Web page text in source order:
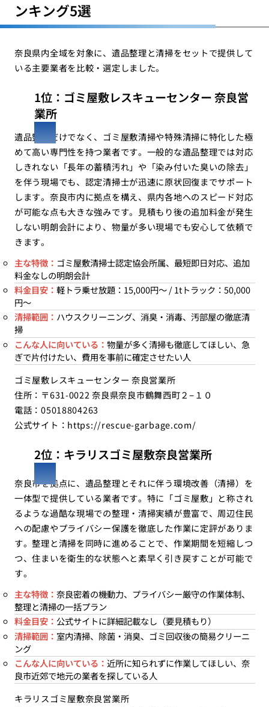
ンキング5選
奈良県内全域を対象に、遺品整理と清掃をセットで提供して
いる主要業者を比較・選定しました。
1位：ゴミ屋敷レスキューセンター 奈良営
業所
遺品整理だけでなく、ゴミ屋敷清掃や特殊清掃に特化した極
めて高い専門性を持つ業者です。一般的な遺品整理では対応
しきれない「長年の蓄積汚れ」や「染み付いた臭いの除去」
を伴う現場でも、認定清掃士が迅速に原状回復までサポート
します。奈良市内に拠点を構え、県内各地へのスピード対応
が可能な点も大きな強みです。見積もり後の追加料金が発生
しない明朗会計により、物量が多い現場でも安心して依頼で
きます。
主な特徴： ゴミ屋敷清掃士認定協会所属、最短即日対応、追加
料金なしの明朗会計
料金目安： 軽トラ乗せ放題：15,000円〜 / 1tトラック：50,000
円〜
清掃範囲： ハウスクリーニング、消臭・消毒、汚部屋の徹底清
掃
こんな人に向いている： 物量が多く清掃も徹底してほしい、急
ぎで片付けたい、費用を事前に確定させたい人
ゴミ屋敷レスキューセンター 奈良営業所
住所：〒631-0022 奈良県奈良市鶴舞西町２−１０
電話：05018804263
公式サイト： https://rescue-garbage.com/
2位：キラリスゴミ屋敷奈良営業所
奈良市を拠点に、遺品整理とそれに伴う環境改善（清掃）を
一体型で提供している業者です。特に「ゴミ屋敷」と称され
るような過酷な現場での整理・清掃実績が豊富で、周辺住民
への配慮やプライバシー保護を徹底した作業に定評がありま
す。整理と清掃を同時に進めることで、作業期間を短縮しつ
つ、住まいを衛生的な状態へと素早く引き戻すことが可能で
す。
主な特徴： 奈良密着の機動力、プライバシー厳守の作業体制、
整理と清掃の一括プラン
料金目安： 公式サイトに詳細記載なし（要見積もり）
清掃範囲： 室内清掃、除菌・消臭、ゴミ回収後の簡易クリーニ
ング
こんな人に向いている： 近所に知られずに作業してほしい、奈
良市近郊で地元の業者を探している人
キラリスゴミ屋敷奈良営業所